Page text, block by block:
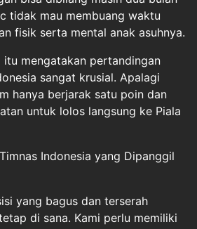
tidak mau membuang waktu
fisik serta mental anak asuhnya.
itu mengatakan pertandingan
sangat krusial. Apalagi
hanya berjarak satu poin dan
untuk lolos langsung ke Piala
Indonesia yang Dipanggil
yang bagus dan terserah
di sana. Kami perlu memiliki